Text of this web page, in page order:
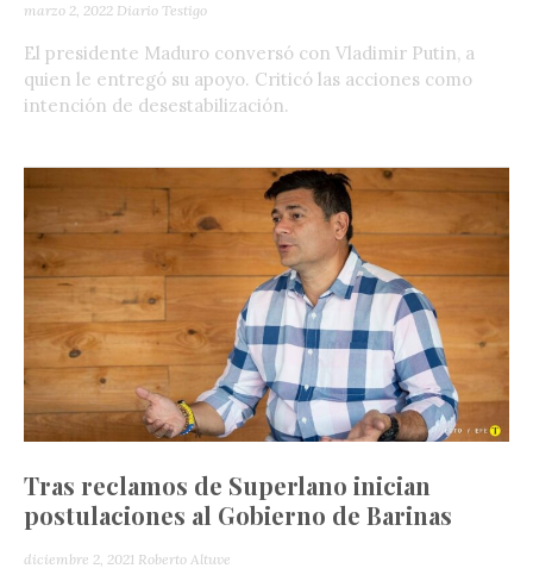
marzo 2, 2022 Diario Testigo
El presidente Maduro conversó con Vladimir Putin, a
quien le entregó su apoyo. Criticó las acciones como
intención de desestabilización.
Tras reclamos de Superlano inician
postulaciones al Gobierno de Barinas
diciembre 2, 2021 Roberto Altuve